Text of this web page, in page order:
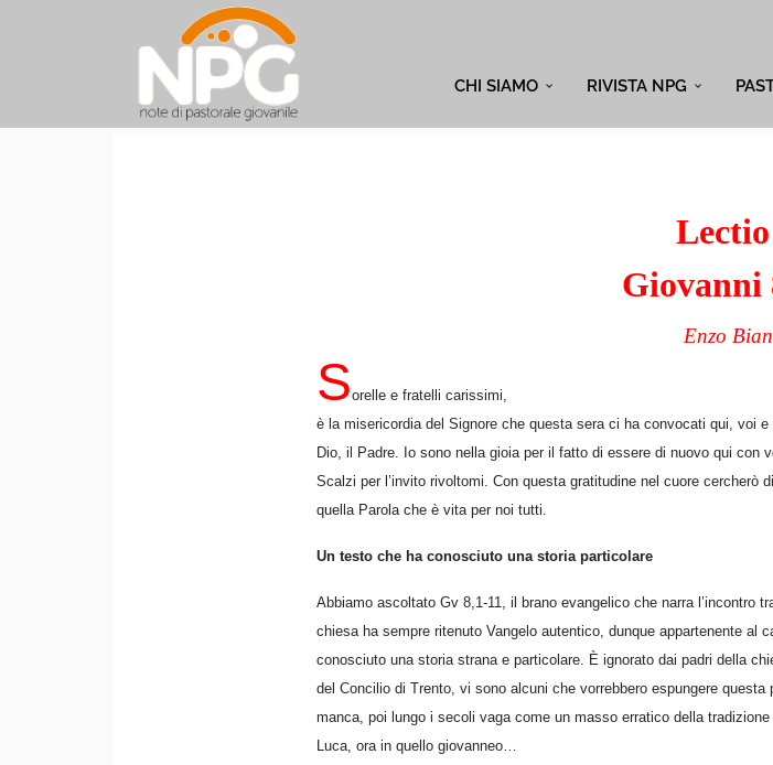
CHI SIAMO RIVISTA NPG
Giovanni
Enzo
Sorelle e fratelli carissimi,
è la misericordia del Signore che questa sera ci ha convocati qui, voi
Dio, il Padre. Io sono nella gioia per il fatto di essere di nuovo qui con
Scalzi per l’invito rivoltomi. Con questa gratitudine nel cuore cercherò
quella Parola che è vita per noi tutti.
Un testo che ha conosciuto una storia particolare
Abbiamo ascoltato Gv 8,1-11, il brano evangelico che narra l’incontro
chiesa ha sempre ritenuto Vangelo autentico, dunque appartenente al
conosciuto una storia strana e particolare. È ignorato dai padri della
del Concilio di Trento, vi sono alcuni che vorrebbero espungere
manca, poi lungo i secoli vaga come un masso erratico della
Luca, ora in quello giovanneo…